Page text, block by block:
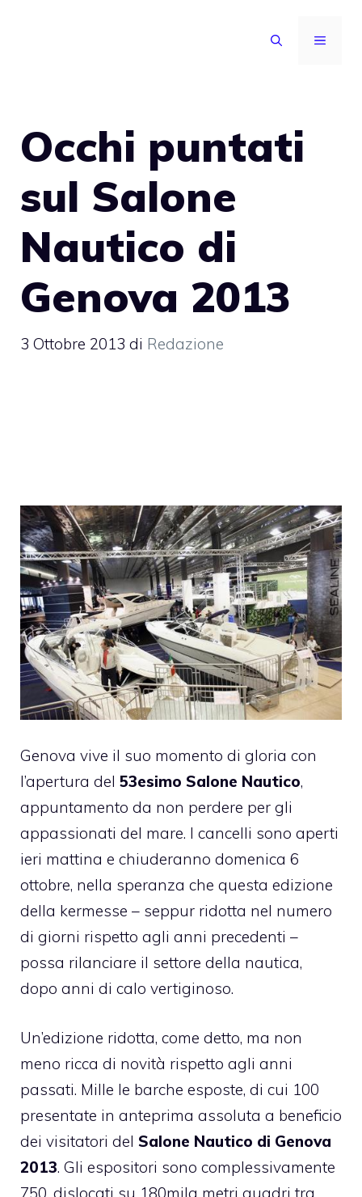
MENU
Occhi puntati
sul Salone
Nautico di
Genova 2013
3 Ottobre 2013 di Redazione
Genova vive il suo momento di gloria con
l’apertura del 53esimo Salone Nautico,
appuntamento da non perdere per gli
appassionati del mare. I cancelli sono aperti
ieri mattina e chiuderanno domenica 6
ottobre, nella speranza che questa edizione
della kermesse – seppur ridotta nel numero
di giorni rispetto agli anni precedenti –
possa rilanciare il settore della nautica,
dopo anni di calo vertiginoso.
Un’edizione ridotta, come detto, ma non
meno ricca di novità rispetto agli anni
passati. Mille le barche esposte, di cui 100
presentate in anteprima assoluta a beneficio
dei visitatori del Salone Nautico di Genova
2013. Gli espositori sono complessivamente
750, dislocati su 180mila metri quadri tra